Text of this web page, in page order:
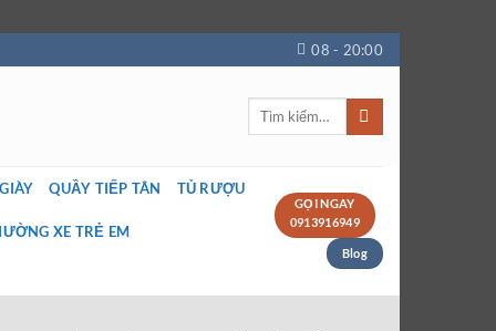
08 - 20:00
Tìm
QUẦY TIẾP TÂN TỦ RƯỢU
XE TRẺ EM
GỌI NGAY
0913916949
Blog